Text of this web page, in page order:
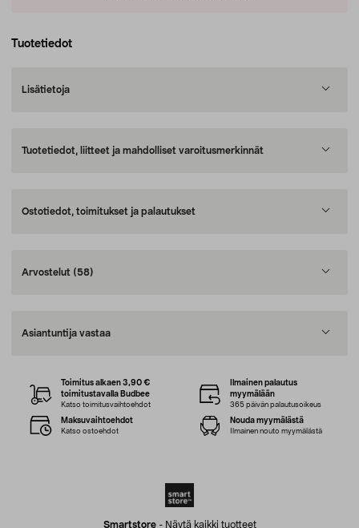
Tuotetiedot
Lisätietoja
Tuotetiedot, liitteet ja mahdolliset varoitusmerkinnät
Ostotiedot, toimitukset ja palautukset
Arvostelut (58)
Asiantuntija vastaa
Smartstore- Näytä kaikki tuotteet
Toimitus alkaen 3,90 €
toimitustavalla Budbee
Katso toimitusvaihtoehdot
Ilmainen palautus
myymälään
365 päivän palautusoikeus
Maksuvaihtoehdot
Katso ostoehdot
Nouda myymälästä
Ilmainen nouto myymälästä